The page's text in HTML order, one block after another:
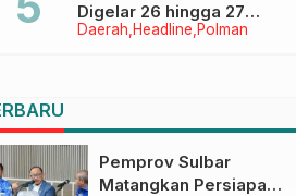
Daerah Headline Polman
Digelar 26 hingga 27
September, Rangkaian
Pemprov Sulbar
Matangkan Persiapan